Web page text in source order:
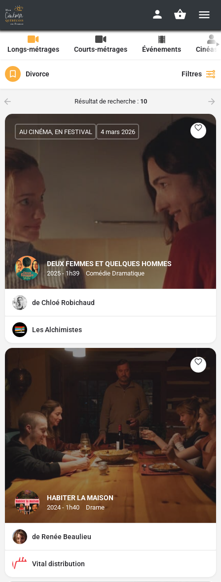
Longs-métrages Courts-métrages Événements
Divorce Filtres
Résultat de recherche : 10
DEUX FEMMES ET QUELQUES HOMMES
2025 - 1h39 Comédie Dramatique
AU CINÉMA, EN FESTIVAL 4 mars 2026
de Chloé Robichaud
Les Alchimistes
HABITER LA MAISON
2024 - 1h40 Drame
de Renée Beaulieu
Vital distribution